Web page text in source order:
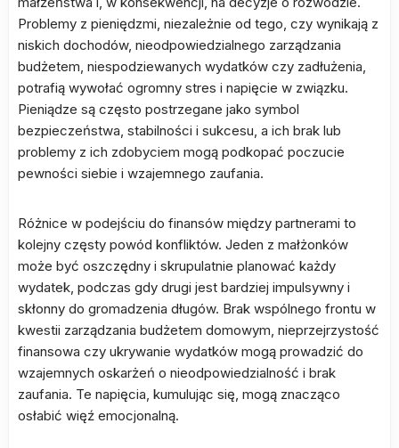
Problemy z pieniędzmi, niezależnie od tego, czy wynikają z
niskich dochodów, nieodpowiedzialnego zarządzania
budżetem, niespodziewanych wydatków czy zadłużenia,
potrafią wywołać ogromny stres i napięcie w związku.
Pieniądze są często postrzegane jako symbol
bezpieczeństwa, stabilności i sukcesu, a ich brak lub
problemy z ich zdobyciem mogą podkopać poczucie
pewności siebie i wzajemnego zaufania.
Różnice w podejściu do finansów między partnerami to
kolejny częsty powód konfliktów. Jeden z małżonków
może być oszczędny i skrupulatnie planować każdy
wydatek, podczas gdy drugi jest bardziej impulsywny i
skłonny do gromadzenia długów. Brak wspólnego frontu w
kwestii zarządzania budżetem domowym, nieprzejrzystość
finansowa czy ukrywanie wydatków mogą prowadzić do
wzajemnych oskarżeń o nieodpowiedzialność i brak
zaufania. Te napięcia, kumulując się, mogą znacząco
osłabić więź emocjonalną.